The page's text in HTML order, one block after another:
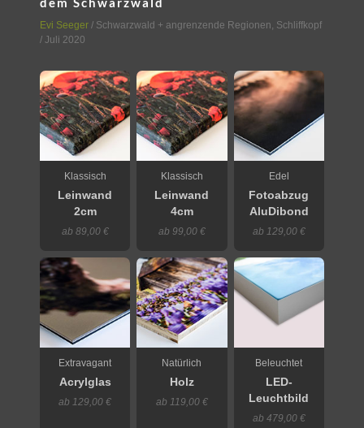
Evi Seeger / Schwarzwald + angrenzende Regionen, Schliffkopf
/ Juli 2020
Klassisch
Leinwand
2cm
ab 89,00 €
Klassisch
Leinwand
4cm
ab 99,00 €
Edel
Fotoabzug
AluDibond
ab 129,00 €
Extravagant
Acrylglas
ab 129,00 €
Natürlich
Holz
ab 119,00 €
Beleuchtet
LED-
Leuchtbild
ab 479,00 €